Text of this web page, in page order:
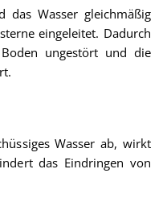
das Wasser gleichmäßig
eingeleitet. Dadurch
ungestört und die
Wasser ab, wirkt
das Eindringen von